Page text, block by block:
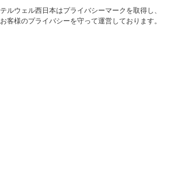
テルウェル西日本はプライバシーマークを取得し、
お客様のプライバシーを守って運営しております。